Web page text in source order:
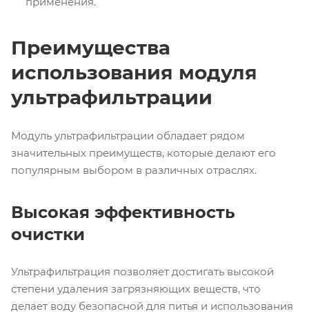
Преимущества
использования модуля
ультрафильтрации
Модуль ультрафильтрации обладает рядом
значительных преимуществ, которые делают его
популярным выбором в различных отраслях.
Высокая эффективность
очистки
Ультрафильтрация позволяет достигать высокой
степени удаления загрязняющих веществ, что
делает воду безопасной для питья и использования